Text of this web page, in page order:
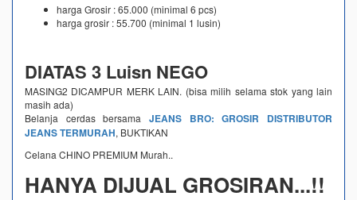
harga Grosir : 65.000 (minimal 6 pcs)
harga grosir : 55.700 (minimal 1 lusin)
DIATAS 3 Luisn NEGO
MASING2 DICAMPUR MERK LAIN. (bisa milih selama stok yang lain
masih ada)
Belanja cerdas bersama JEANS BRO: GROSIR DISTRIBUTOR
JEANS TERMURAH, BUKTIKAN
Celana CHINO PREMIUM Murah..
HANYA DIJUAL GROSIRAN...!!